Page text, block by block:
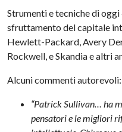
Strumenti e tecniche di
sfruttamento del capitale
Hewlett-Packard, Avery
Rockwell, e Skandia e altri
Alcuni commenti autorevoli:
“Patrick Sullivan… ha
pensatori e le migliori